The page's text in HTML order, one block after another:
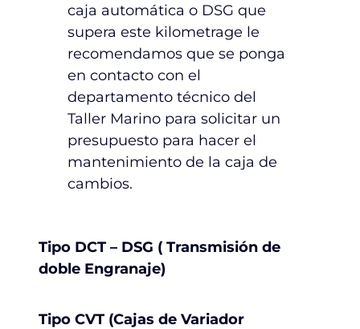
caja automática o DSG que
supera este kilometrage le
recomendamos que se ponga
en contacto con el
departamento técnico del
Taller Marino para solicitar un
presupuesto para hacer el
mantenimiento de la caja de
cambios.
Tipo DCT – DSG ( Transmisión de
doble Engranaje)
Tipo CVT (Cajas de Variador